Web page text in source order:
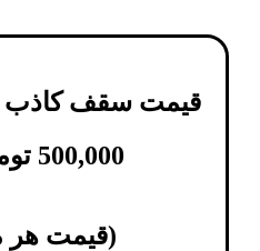
قیمت سقف کاذب PVC سفید براق
500,000
(قیمت هر